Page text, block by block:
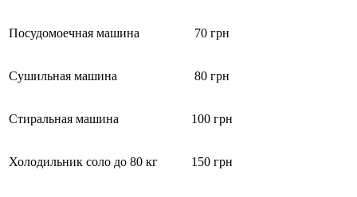
Посудомоечная машина 70 грн
Сушильная машина 80 грн
Стиральная машина 100 грн
Холодильник соло до 80 кг 150 грн